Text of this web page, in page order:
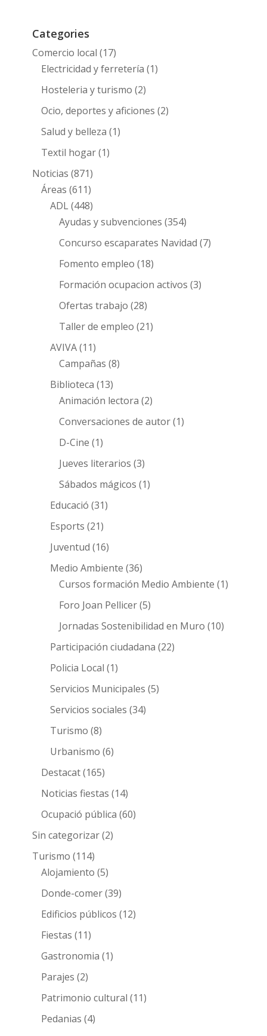
Categories
Comercio local (17)
Electricidad y ferretería (1)
Hosteleria y turismo (2)
Ocio, deportes y aficiones (2)
Salud y belleza (1)
Textil hogar(1)
Noticias (871)
Áreas (611)
ADL(448)
Ayudas y subvenciones (354)
Concurso escaparates Navidad (7)
Fomento empleo (18)
Formación ocupacion activos (3)
Ofertas trabajo (28)
Taller de empleo (21)
AVIVA(11)
Campañas (8)
Biblioteca (13)
Animación lectora (2)
Conversaciones de autor(1)
D-Cine (1)
Jueves literarios (3)
Sábados mágicos (1)
Educació (31)
Esports (21)
Juventud (16)
Medio Ambiente (36)
Cursos formación Medio Ambiente (1)
Foro Joan Pellicer(5)
Jornadas Sostenibilidad en Muro (10)
Participación ciudadana (22)
Policia Local (1)
Servicios Municipales (5)
Servicios sociales (34)
Turismo (8)
Urbanismo (6)
Destacat(165)
Noticias fiestas (14)
Ocupació pública (60)
Sin categorizar(2)
Turismo (114)
Alojamiento (5)
Donde-comer(39)
Edificios públicos (12)
Fiestas (11)
Gastronomia (1)
Parajes (2)
Patrimonio cultural (11)
Pedanias (4)